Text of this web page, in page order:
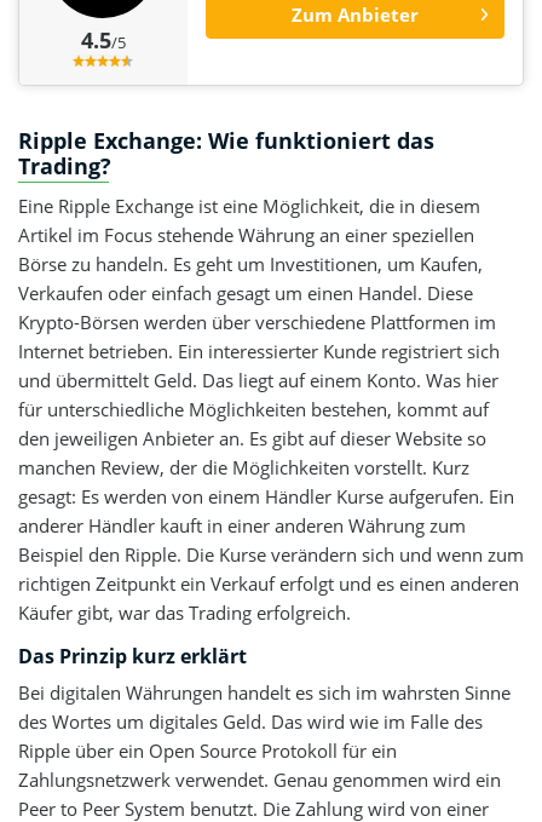
4.5/5
Zum Anbieter
Ripple Exchange: Wie funktioniert das
Trading?
Eine Ripple Exchange ist eine Möglichkeit, die in diesem
Artikel im Focus stehende Währung an einer speziellen
Börse zu handeln. Es geht um Investitionen, um Kaufen,
Verkaufen oder einfach gesagt um einen Handel. Diese
Krypto-Börsen werden über verschiedene Plattformen im
Internet betrieben. Ein interessierter Kunde registriert sich
und übermittelt Geld. Das liegt auf einem Konto. Was hier
für unterschiedliche Möglichkeiten bestehen, kommt auf
den jeweiligen Anbieter an. Es gibt auf dieser Website so
manchen Review, der die Möglichkeiten vorstellt. Kurz
gesagt: Es werden von einem Händler Kurse aufgerufen. Ein
anderer Händler kauft in einer anderen Währung zum
Beispiel den Ripple. Die Kurse verändern sich und wenn zum
richtigen Zeitpunkt ein Verkauf erfolgt und es einen anderen
Käufer gibt, war das Trading erfolgreich.
Das Prinzip kurz erklärt
Bei digitalen Währungen handelt es sich im wahrsten Sinne
des Wortes um digitales Geld. Das wird wie im Falle des
Ripple über ein Open Source Protokoll für ein
Zahlungsnetzwerk verwendet. Genau genommen wird ein
Peer to Peer System benutzt. Die Zahlung wird von einer